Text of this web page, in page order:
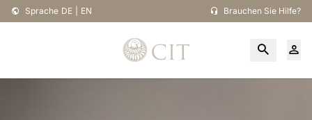
Sprache DE EN Brauchen Sie Hilfe?